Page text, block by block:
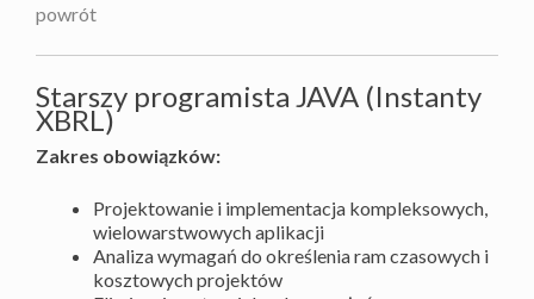
powrót
Starszy programista JAVA (Instanty
XBRL)
Zakres obowiązków:
Projektowanie i implementacja kompleksowych,
wielowarstwowych aplikacji
Analiza wymagań do określenia ram czasowych i
kosztowych projektów